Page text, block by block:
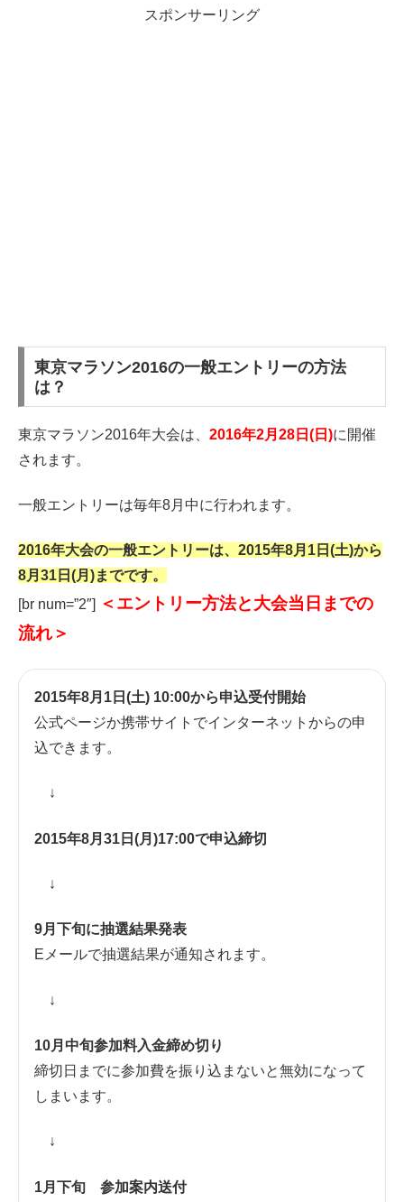
スポンサーリング
東京マラソン2016の一般エントリーの方法
は？
東京マラソン2016年大会は、 2016年2月28日(日)に開催
されます。
一般エントリーは毎年8月中に行われます。
2016年大会の一般エントリーは、2015年8月1日(土)から
8月31日(月)までです。
[br num=”2″] ＜エントリー方法と大会当日までの
流れ＞
2015年8月1日(土) 10:00から申込受付開始
公式ページか携帯サイトでインターネットからの申
込できます。
↓
2015年8月31日(月)17:00で申込締切
↓
9月下旬に抽選結果発表
Eメールで抽選結果が通知されます。
↓
10月中旬参加料入金締め切り
締切日までに参加費を振り込まないと無効になって
しまいます。
↓
1月下旬 参加案内送付